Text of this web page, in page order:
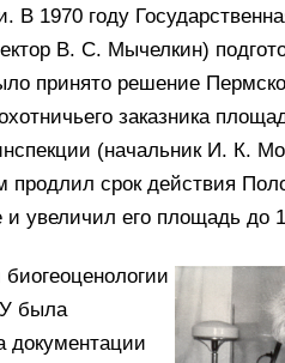
В 1970 году
В. С. Мычелкин)
принято решение
заказника
(начальник И. К.
продлил срок действия
и увеличил его площадь до
была
документации